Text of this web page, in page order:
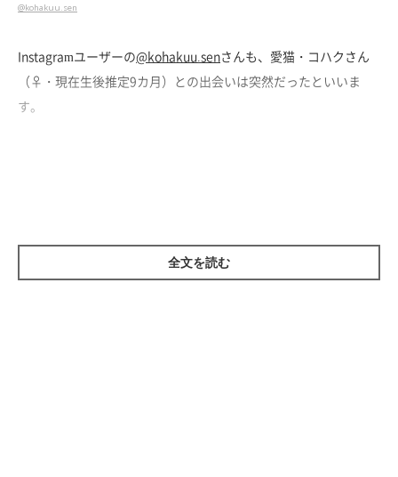
@kohakuu.sen
Instagramユーザーの@kohakuu.senさんも、愛猫・コハクさん
（♀・現在生後推定9カ月）との出会いは突然だったといいま
す。
全文を読む